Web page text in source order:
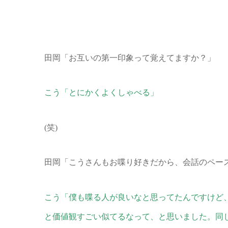
田岡「お互いの第一印象って覚えてますか？」
こう「とにかくよくしゃべる」
(笑)
田岡「こうさんもお喋り好きだから、会話のペー
こう「僕も喋る人が良いなと思ってたんですけ
と価値観すごい似てるなって、と思いました。